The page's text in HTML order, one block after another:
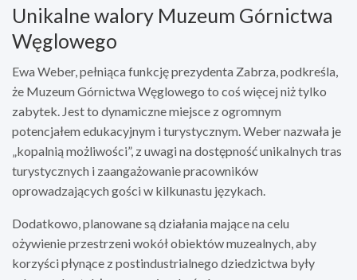
Unikalne walory Muzeum Górnictwa
Węglowego
Ewa Weber, pełniąca funkcję prezydenta Zabrza, podkreśla,
że Muzeum Górnictwa Węglowego to coś więcej niż tylko
zabytek. Jest to dynamiczne miejsce z ogromnym
potencjałem edukacyjnym i turystycznym. Weber nazwała je
„kopalnią możliwości”, z uwagi na dostępność unikalnych tras
turystycznych i zaangażowanie pracowników
oprowadzających gości w kilkunastu językach.
Dodatkowo, planowane są działania mające na celu
ożywienie przestrzeni wokół obiektów muzealnych, aby
korzyści płynące z postindustrialnego dziedzictwa były